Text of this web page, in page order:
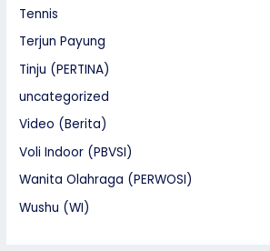
Tennis
Terjun Payung
Tinju (PERTINA)
uncategorized
Video (Berita)
Voli Indoor (PBVSI)
Wanita Olahraga (PERWOSI)
Wushu (WI)